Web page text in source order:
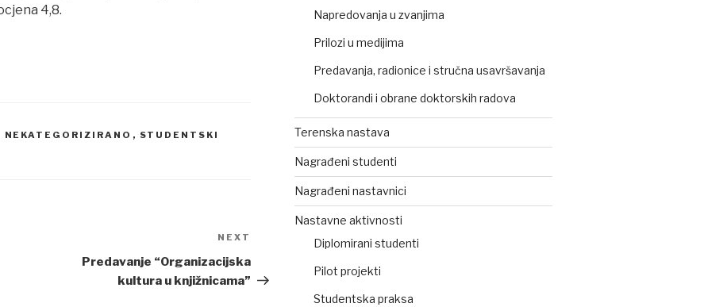
4,8.
NEKATEGORIZIRANO , STUDENTSKI
NEXT
Predavanje “Organizacijska
kultura u knjižnicama”
Napredovanja u zvanjima
Prilozi u medijima
Predavanja, radionice i stručna usavršavanja
Doktorandi i obrane doktorskih radova
Terenska nastava
Nagrađeni studenti
Nagrađeni nastavnici
Nastavne aktivnosti
Diplomirani studenti
Pilot projekti
Studentska praksa